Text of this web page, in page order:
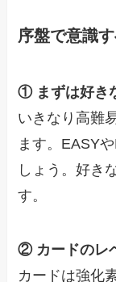
序盤で意識
① まずは好き
いきなり高難
ます。EASY
しょう。好き
す。
② カードのレ
カードは強化